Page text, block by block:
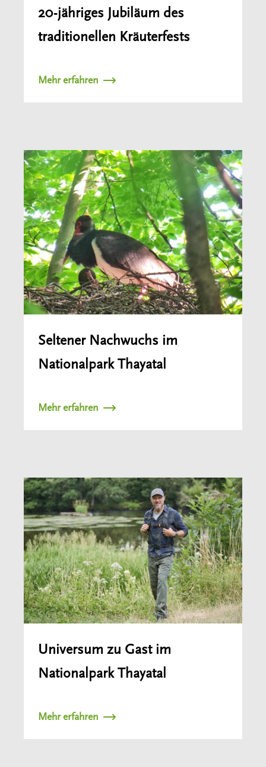
20-jähriges Jubiläum des
traditionellen Kräuterfests
Mehr erfahren
Seltener Nachwuchs im
Nationalpark Thayatal
Mehr erfahren
Universum zu Gast im
Nationalpark Thayatal
Mehr erfahren